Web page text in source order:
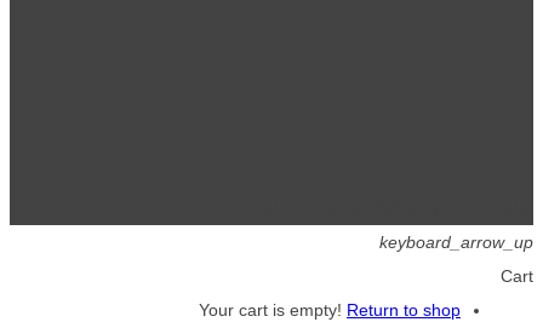
keyboard_arrow_up
Cart
Your cart is empty! Return to shop